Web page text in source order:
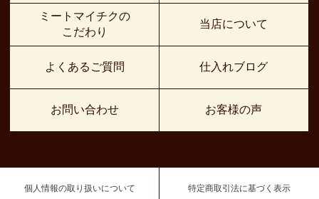
ミートマイチクの
こだわり
よくあるご質問
お問い合わせ
当店について
仕入れブログ
お客様の声
個人情報の取り扱いについて 特定商取引法に基づく表示